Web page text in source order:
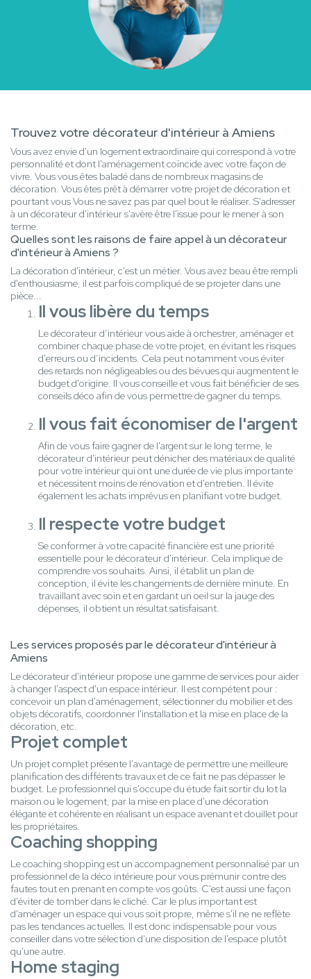
Trouvez votre décorateur d'intérieur à Amiens
Vous avez envie d'un logement extraordinaire qui correspond à votre
personnalité et dont l'aménagement coïncide avec votre façon de
vivre. Vous vous êtes baladé dans de nombreux magasins de
décoration. Vous êtes prêt à démarrer votre projet de décoration et
pourtant vous Vous ne savez pas par quel bout le réaliser. S'adresser
à un décorateur d'intérieur s'avère être l'issue pour le mener à son
terme.
Quelles sont les raisons de faire appel à un décorateur
d'intérieur à Amiens ?
La décoration d'intérieur, c'est un métier. Vous avez beau être rempli
d'enthousiasme, il est parfois compliqué de se projeter dans une
pièce...
Il vous libère du temps
Le décorateur d’intérieur vous aide à orchestrer, aménager et
combiner chaque phase de votre projet, en évitant les risques
d'erreurs ou d’incidents. Cela peut notamment vous éviter
des retards non négligeables ou des bévues qui augmentent le
budget d'origine. Il vous conseille et vous fait bénéficier de ses
conseils déco afin de vous permettre de gagner du temps.
Il vous fait économiser de l'argent
Afin de vous faire gagner de l'argent sur le long terme, le
décorateur d'intérieur peut dénicher des matériaux de qualité
pour votre intérieur qui ont une durée de vie plus importante
et nécessitent moins de rénovation et d'entretien. Il évite
également les achats imprévus en planifiant votre budget.
Il respecte votre budget
Se conformer à votre capacité financière est une priorité
essentielle pour le décorateur d'intérieur. Cela implique de
comprendre vos souhaits. Ainsi, il établit un plan de
conception, il évite les changements de dernière minute. En
travaillant avec soin et en gardant un oeil sur la jauge des
dépenses, il obtient un résultat satisfaisant.
Les services proposés par le décorateur d'intérieur à
Amiens
Le décorateur d'intérieur propose une gamme de services pour aider
à changer l'aspect d'un espace intérieur. Il est compétent pour :
concevoir un plan d'aménagement, sélectionner du mobilier et des
objets décoratifs, coordonner l'installation et la mise en place de la
décoration, etc.
Projet complet
Un projet complet présente l'avantage de permettre une meilleure
planification des différents travaux et de ce fait ne pas dépasser le
budget. Le professionnel qui s'occupe du étude fait sortir du lot la
maison ou le logement, par la mise en place d'une décoration
élégante et cohérente en réalisant un espace avenant et douillet pour
les propriétaires.
Coaching shopping
Le coaching shopping est un accompagnement personnalisé par un
professionnel de la déco intérieure pour vous prémunir contre des
fautes tout en prenant en compte vos goûts. C'est aussi une façon
d'éviter de tomber dans le cliché. Car le plus important est
d'aménager un espace qui vous soit propre, même s'il ne ne reflète
pas les tendances actuelles. Il est donc indispensable pour vous
conseiller dans votre sélection d'une disposition de l'espace plutôt
qu'une autre.
Home staging